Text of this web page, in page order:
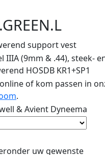
support vest
IIIA (9mm & .44), steek-
HOSDB KR1+SP1
of kom passen in
.
& Avient Dyneema
uw gewenste